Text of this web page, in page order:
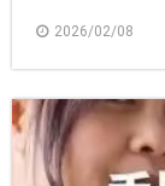
2026/02/08